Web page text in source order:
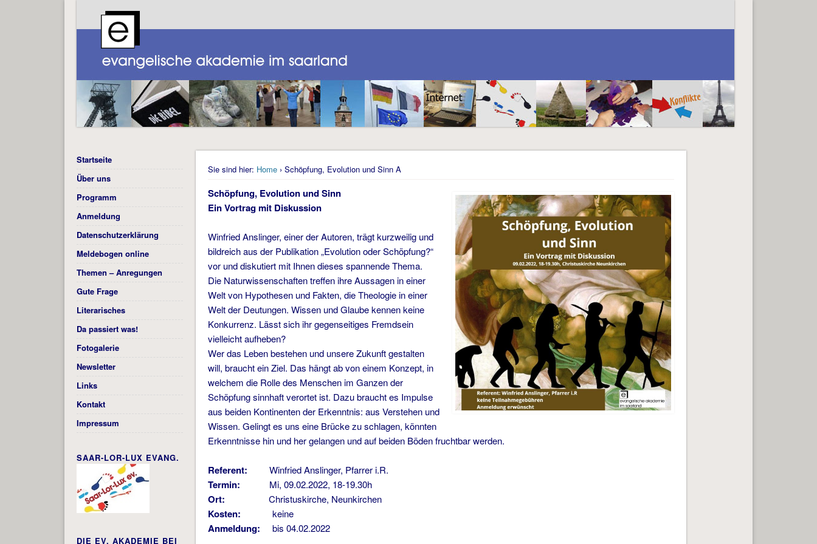
Sie sind hier: Home › Schöpfung, Evolution und Sinn A
Schöpfung, Evolution und Sinn
Ein Vortrag mit Diskussion
Winfried Anslinger, einer der Autoren, trägt kurzweilig und
bildreich aus der Publikation „Evolution oder Schöpfung?“
vor und diskutiert mit Ihnen dieses spannende Thema.
Die Naturwissenschaften treffen ihre Aussagen in einer
Welt von Hypothesen und Fakten, die Theologie in einer
Welt der Deutungen. Wissen und Glaube kennen keine
Konkurrenz. Lässt sich ihr gegenseitiges Fremdsein
vielleicht aufheben?
Wer das Leben bestehen und unsere Zukunft gestalten
will, braucht ein Ziel. Das hängt ab von einem Konzept, in
welchem die Rolle des Menschen im Ganzen der
Schöpfung sinnhaft verortet ist. Dazu braucht es Impulse
aus beiden Kontinenten der Erkenntnis: aus Verstehen und
Wissen. Gelingt es uns eine Brücke zu schlagen, könnten
Erkenntnisse hin und her gelangen und auf beiden Böden fruchtbar werden.
Referent: Winfried Anslinger, Pfarrer i.R.
Termin: Mi, 09.02.2022, 18-19.30h
Ort: Christuskirche, Neunkirchen
Kosten: keine
Anmeldung: bis 04.02.2022
Startseite
Über uns
Programm
Anmeldung
Datenschutzerklärung
Meldebogen online
Themen – Anregungen
Gute Frage
Literarisches
Da passiert was!
Fotogalerie
Newsletter
Links
Kontakt
Impressum
SAAR-LOR-LUX EVANG.
DIE EV. AKADEMIE BEI